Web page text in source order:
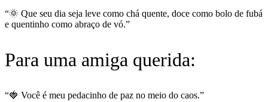
“🌞 Que seu dia seja leve como chá quente, doce como bolo de fubá
e quentinho como abraço de vó.”
Para uma amiga querida:
“🍓 Você é meu pedacinho de paz no meio do caos.”